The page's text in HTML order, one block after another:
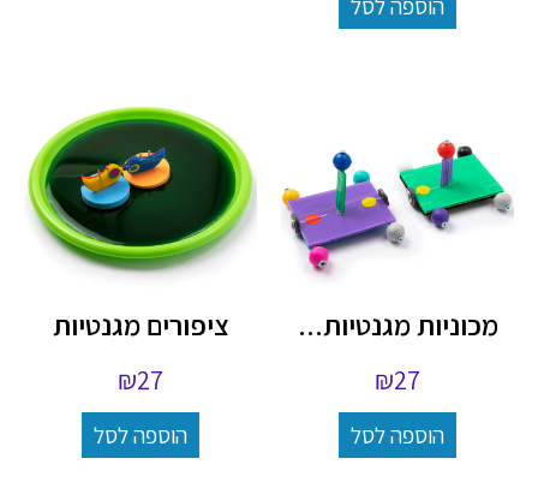
הוספה לסל
מכוניות מגנטיות...
₪27
הוספה לסל
ציפורים מגנטיות
₪27
הוספה לסל